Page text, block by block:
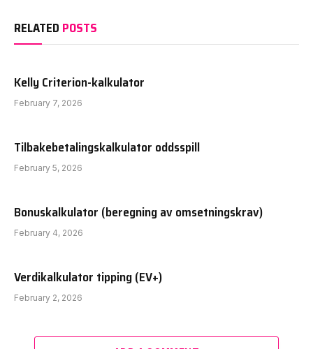
RELATED POSTS
Kelly Criterion-kalkulator
February 7, 2026
Tilbakebetalingskalkulator oddsspill
February 5, 2026
Bonuskalkulator (beregning av omsetningskrav)
February 4, 2026
Verdikalkulator tipping (EV+)
February 2, 2026